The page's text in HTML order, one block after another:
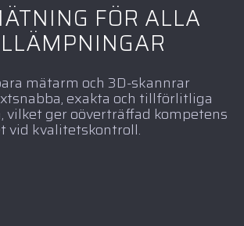
FÖR ALLA
mätarm och 3D-skannrar
exakta och tillförlitliga
vilket ger oöverträffad kompetens
vid kvalitetskontroll.